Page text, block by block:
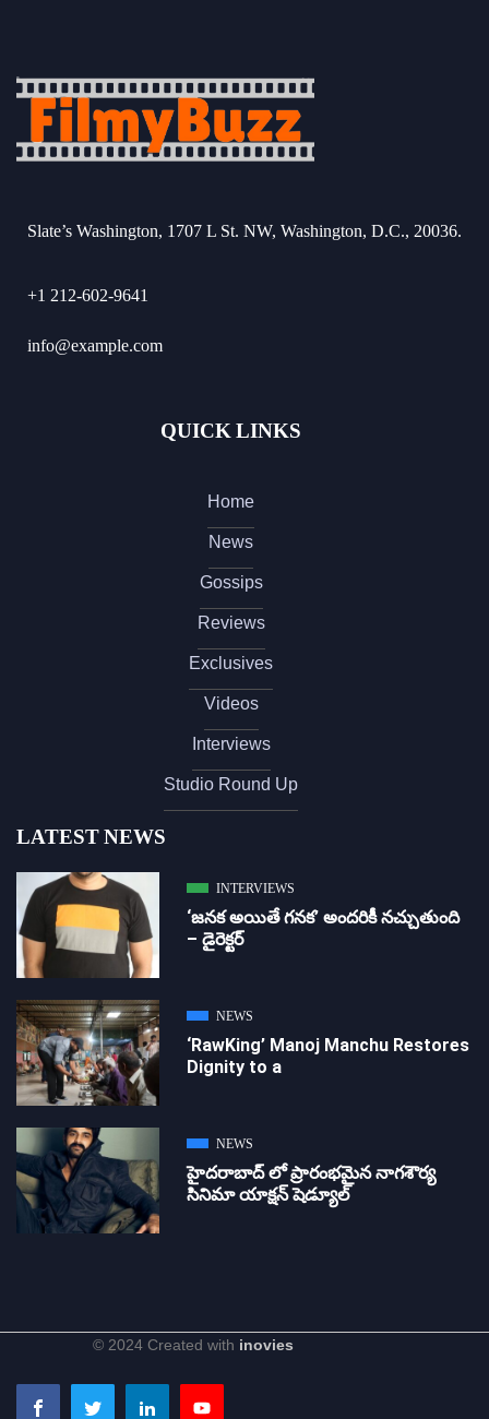
Slate’s Washington, 1707 L St. NW, Washington, D.C., 20036.
+1 212-602-9641
info@example.com
QUICK LINKS
Home
News
Gossips
Reviews
Exclusives
Videos
Interviews
Studio Round Up
LATEST NEWS
INTERVIEWS
‘జ‌న‌క అయితే గ‌న‌క‌’ అందరికీ నచ్చుతుంది
– డైరెక్ట‌ర్
NEWS
‘RawKing’ Manoj Manchu Restores
Dignity to a
NEWS
హైదరాబాద్ లో ప్రారంభమైన నాగశౌర్య
సినిమా యాక్షన్ షెడ్యూల్
© 2024 Created with inovies